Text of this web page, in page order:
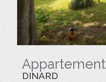
Appartement
DINARD